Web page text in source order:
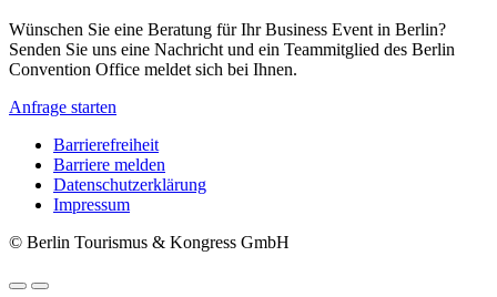
Wünschen Sie eine Beratung für Ihr Business Event in Berlin?
Senden Sie uns eine Nachricht und ein Teammitglied des Berlin
Convention Office meldet sich bei Ihnen.
Anfrage starten
Metanavigation
Barrierefreiheit
Barriere melden
Datenschutzerklärung
Impressum
© Berlin Tourismus & Kongress GmbH